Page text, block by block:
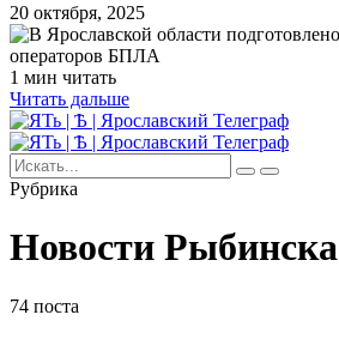
20 октября, 2025
1 мин читать
Читать дальше
Рубрика
Новости Рыбинска
74 поста